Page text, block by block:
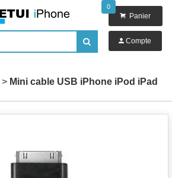

0
 Panier
 Compte
> Mini cable USB iPhone iPod iPad